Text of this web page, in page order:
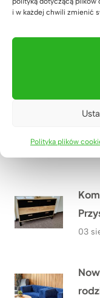
i w każdej chwili zmienić
Polityka plików
05
03